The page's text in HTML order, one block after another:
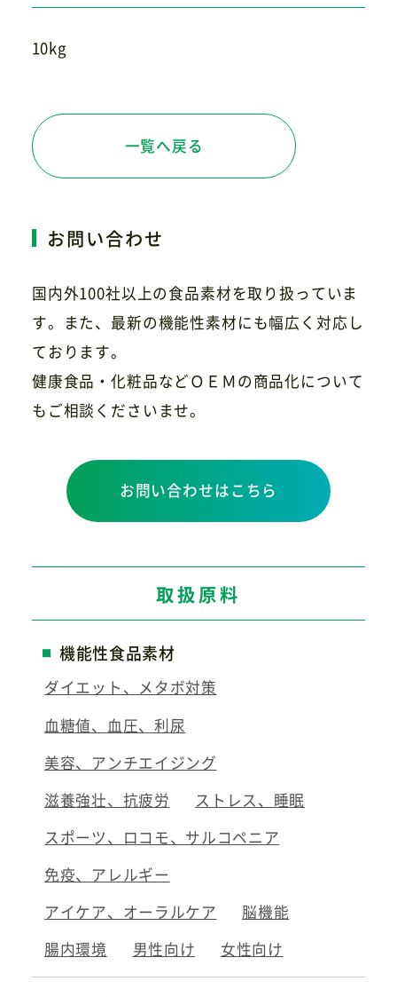
10kg
一覧へ戻る
お問い合わせ
国内外100社以上の食品素材を取り扱っていま
す。また、最新の機能性素材にも幅広く対応し
ております。
健康食品・化粧品などＯＥＭの商品化について
もご相談くださいませ。
お問い合わせはこちら
取扱原料
機能性食品素材
ダイエット、メタボ対策
血糖値、血圧、利尿
美容、アンチエイジング
滋養強壮、抗疲労
ストレス、睡眠
スポーツ、ロコモ、サルコペニア
免疫、アレルギー
アイケア、オーラルケア
脳機能
腸内環境
男性向け 女性向け